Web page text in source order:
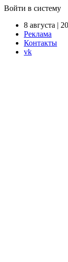
Войти в систему
8 августа |
Реклама
Контакты
vk